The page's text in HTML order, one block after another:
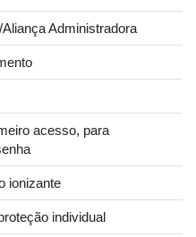
Administradora
acesso, para
ionizante
individual